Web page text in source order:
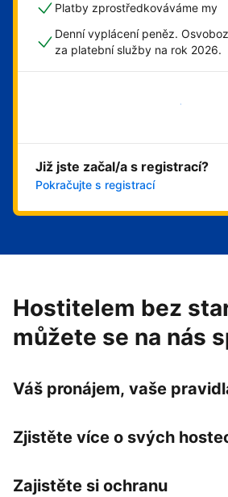
Platby zprostředkováváme my
Denní vyplácení peněz.
za platební služby na rok 2026.
Začít hned
Již jste začal/a s registrací?
Pokračujte s registrací
Hostitelem bez
můžete se na nás
Váš pronájem, vaše
Zjistěte více o svých
Zajistěte si ochranu